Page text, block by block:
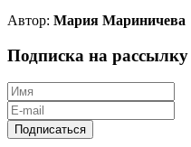
Автор: Мария Мариничева
Подписка на рассылку
Подписаться